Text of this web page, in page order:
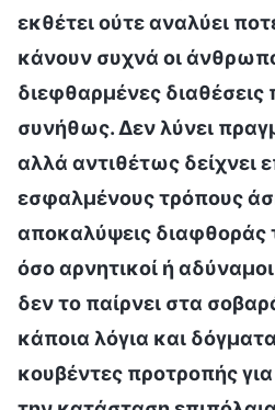
εκθέτει ούτε αναλύει
κάνουν συχνά οι
διεφθαρμένες
συνήθως. Δεν λύνει
αλλά αντιθέτως δείχνει
εσφαλμένους τρόπους
αποκαλύψεις
όσο αρνητικοί ή αδύναμοι
δεν το παίρνει στα
κάποια λόγια και
κουβέντες προτροπής